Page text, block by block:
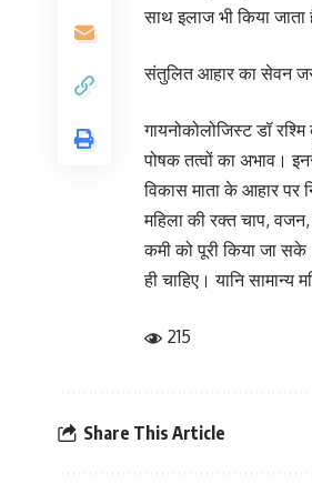
साथ इलाज भी किया
संतुलित आहार का सेवन
गायनोकोलोजिस्ट डॉ
पोषक तत्वों का अभाव।
विकास माता के आहार पर
महिला की रक्त चाप,
कमी को पूरी किया जा
ही चाहिए। यानि सामान्य
215
Share This Article